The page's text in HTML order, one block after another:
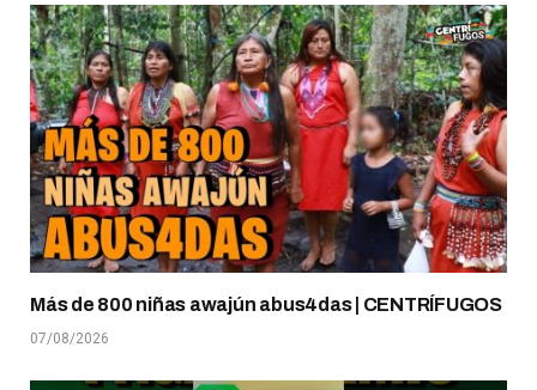
Más de 800 niñas awajún abus4das | CENTRÍFUGOS
07/08/2026